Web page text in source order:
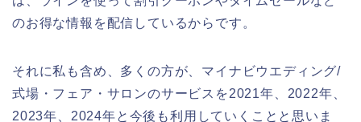
のお得な情報を配信しているからです。
それに私も含め、多くの方が、マイナビウエディング/
式場・フェア・サロンのサービスを2021年、2022年、
2023年、2024年と今後も利用していくことと思いま